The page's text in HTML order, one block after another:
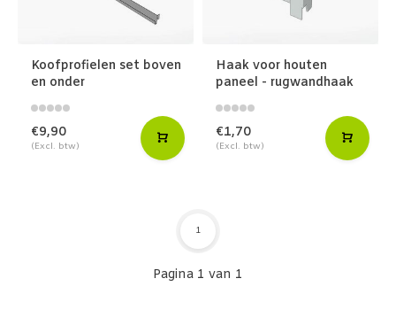
Koofprofielen set boven
en onder
€9,90
(Excl. btw)
Haak voor houten
paneel - rugwandhaak
€1,70
(Excl. btw)
Pagina 1 van 1
1